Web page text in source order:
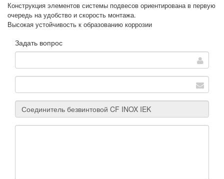
Конструкция элементов системы подвесов ориентирована в первую
очередь на удобство и скорость монтажа.
Высокая устойчивость к образованию коррозии
Задать вопрос